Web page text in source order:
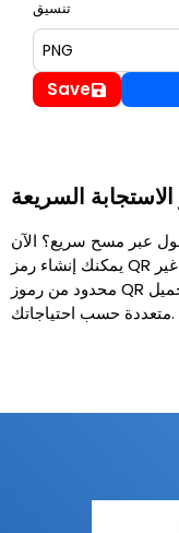
تنسيق
Save
عبر مسح سريع؟ الآن
يمكنك إنشاء رمز QR من أي رابط فوراً مجاناً. يمكنك تحميل عدد غير
محدود من رموز QR مع خيارات تخصيص ذكية وتنسيقات تحميل
متعددة حسب احتياجاتك.